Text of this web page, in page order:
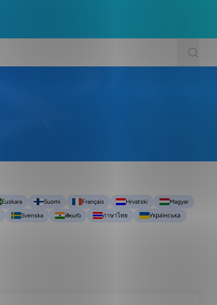
Euskara Suomi Français Hrvatski
Magyar
Svenska తెలుగు ภาษาไทย
Українська